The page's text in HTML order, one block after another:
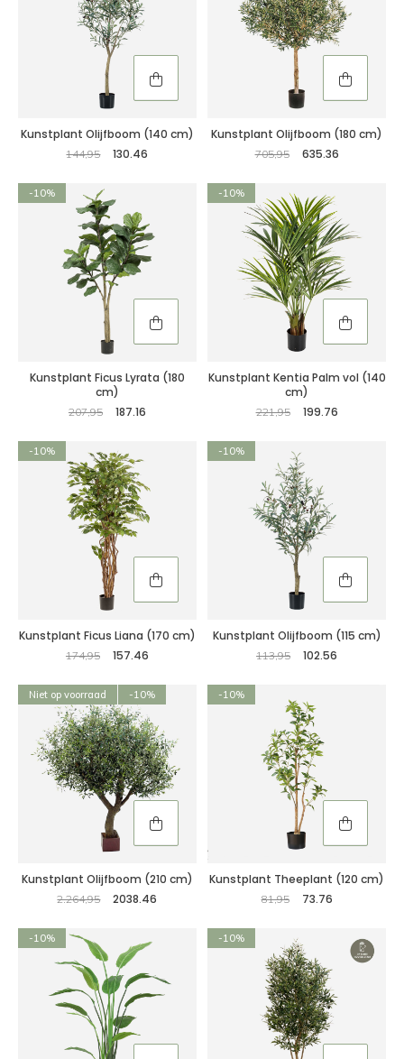
Kunstplant Olijfboom (140 cm)
144,95 130.46
Kunstplant Olijfboom (180 cm)
705,95 635.36
-10%
Kunstplant Ficus Lyrata (180
cm)
207,95 187.16
-10%
Kunstplant Kentia Palm vol (140
cm)
221,95 199.76
-10%
Kunstplant Ficus Liana (170 cm)
174,95 157.46
-10%
Kunstplant Olijfboom (115 cm)
113,95 102.56
Niet op voorraad -10%
Kunstplant Olijfboom (210 cm)
2.264,95 2038.46
-10%
Kunstplant Theeplant (120 cm)
81,95 73.76
-10% -10%